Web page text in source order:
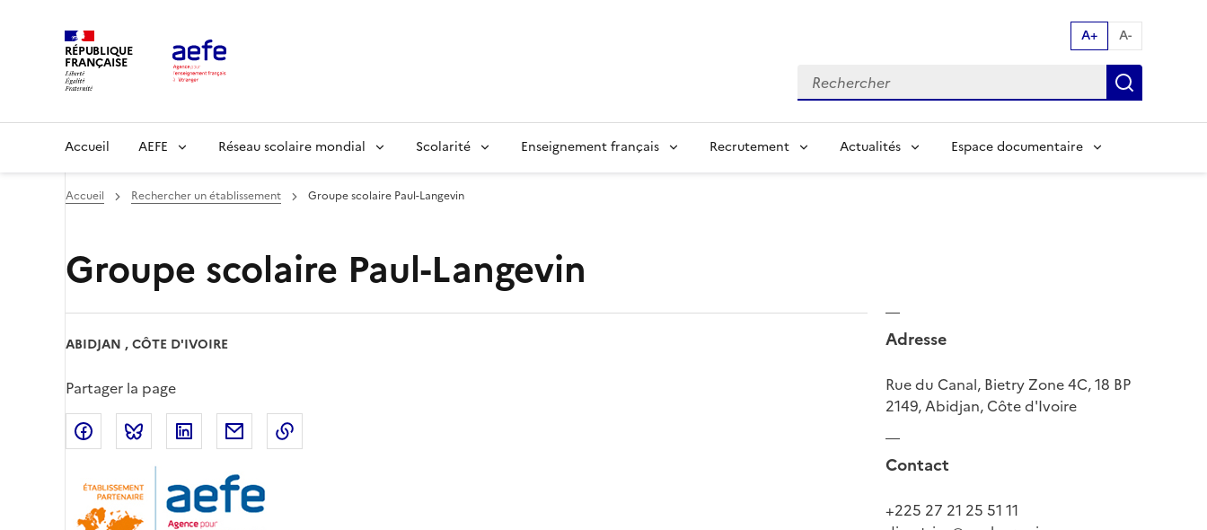
RÉPUBLIQUE
FRANÇAISE
A+ A-
Recherche par mot clés:
Main
navigation
Accueil AEFE Réseau scolaire mondial Scolarité Enseignement français Recrutement Actualités Espace documentaire
Accueil Rechercher un établissement Groupe scolaire Paul-Langevin
Groupe scolaire Paul-Langevin
ABIDJAN , CÔTE D'IVOIRE
Partager la page
Partager sur Facebook
Partager sur Bluesky
Partager sur LinkedIn
Partager par email
Adresse
Rue du Canal, Bietry Zone 4C, 18 BP
2149, Abidjan, Côte d'Ivoire
Contact
+225 27 21 25 51 11